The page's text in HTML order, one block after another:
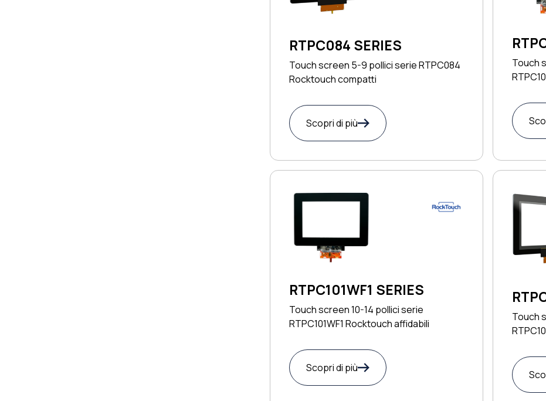
RTPC084 SERIES
Touch screen 5-9 pollici serie RTPC084
Rocktouch compatti
Scopri di più
Touch
RTPC101WF1 SERIES
Touch screen 10-14 pollici serie
RTPC101WF1 Rocktouch affidabili
Scopri di più
Touch